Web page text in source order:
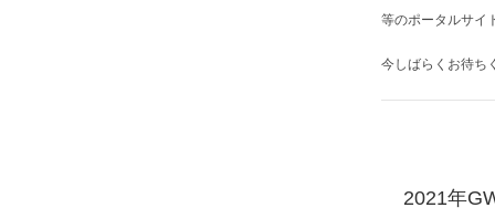
等のポータルサイ
今しばらくお待ち
2021年